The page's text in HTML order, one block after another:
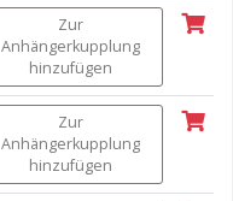
Zur
Anhängerkupplung
hinzufügen
Zur
Anhängerkupplung
hinzufügen